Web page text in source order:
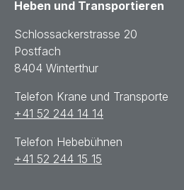
Heben und Transportieren
Schlossackerstrasse 20
Postfach
8404 Winterthur
Telefon Krane und Transporte
+41 52 244 14 14
Telefon Hebebühnen
+41 52 244 15 15